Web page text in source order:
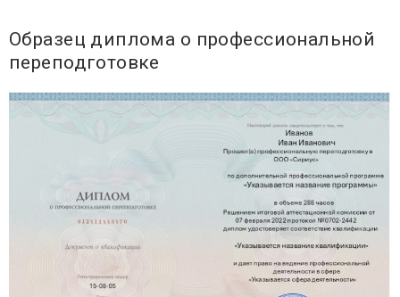
Образец диплома о профессиональной
переподготовке